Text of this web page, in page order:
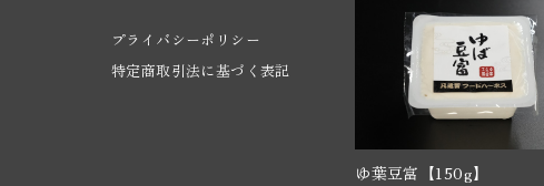
プライバシーポリシー
特定商取引法に基づく表記
ゆ葉豆富【150g】